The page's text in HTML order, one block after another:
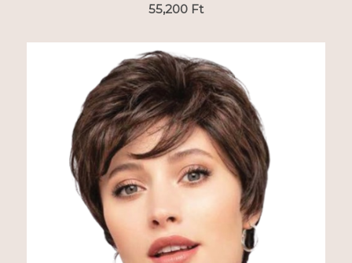
55,200 Ft